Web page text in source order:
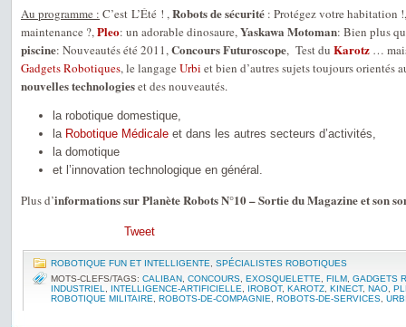
Au programme : C’est L’Été ! ,Robots de sécurité : Protégez votre habitation
maintenance ?,Pleo: un adorable dinosaure,Yaskawa Motoman: Bien plus
piscine: Nouveautés été 2011,Concours Futuroscope, Test du Karotz …
Gadgets Robotiques, le langage Urbi et bien d’autres sujets toujours orientés
nouvelles technologieset des nouveautés.
la robotique domestique,
la Robotique Médicale et dans les autres secteurs d’activités,
la domotique
et l’innovation technologique en général.
Plus d’informations sur Planète Robots N°10 – Sortie du Magazine et son
Tweet
ROBOTIQUE FUN ET INTELLIGENTE
SPÉCIALISTES ROBOTIQUES
MOTS-CLEFS/TAGS: CALIBAN CONCOURS EXOSQUELETTE FILM GADGETS
INDUSTRIEL
INTELLIGENCE-ARTIFICIELLE IROBOT, KAROTZ KINECT, NAO
ROBOTIQUE MILITAIRE
ROBOTS-DE-COMPAGNIE ROBOTS-DE-SERVICES